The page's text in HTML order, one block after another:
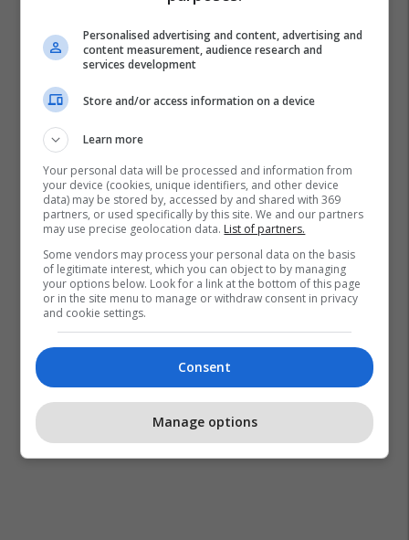
Kombëtarja E Shqipërisë
Air Albania Stadium
Personalised advertising and content, advertising and
content measurement, audience research and
services development
Store and/or access information on a device
Learn more
Your personal data will be processed and information from
your device (cookies, unique identifiers, and other device
data) may be stored by, accessed by and shared with 369
partners, or used specifically by this site. We and our partners
may use precise geolocation data. List of partners.
Some vendors may process your personal data on the basis
of legitimate interest, which you can object to by managing
your options below. Look for a link at the bottom of this page
or in the site menu to manage or withdraw consent in privacy
and cookie settings.
Consent
Manage options